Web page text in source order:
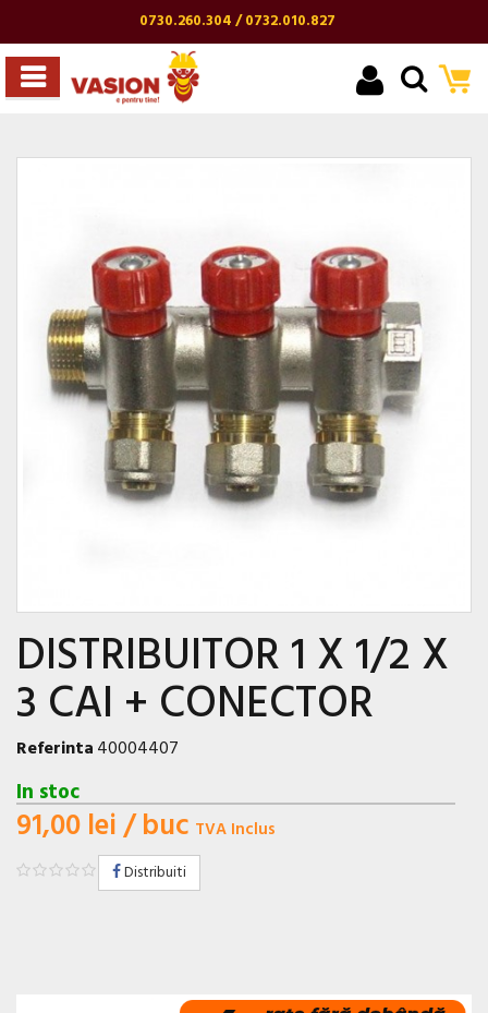
0730.260.304 / 0732.010.827
DISTRIBUITOR 1 X 1/2 X
3 CAI + CONECTOR
Referinta40004407
In stoc
91,00 lei/ buc TVA Inclus
Distribuiti